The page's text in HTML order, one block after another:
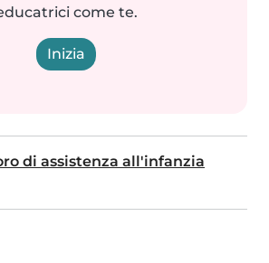
come te.
Inizia
di assistenza all'infanzia